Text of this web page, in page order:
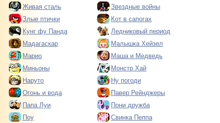
Живая сталь
Звездные войны
Злые птички
Кот в сапогах
Кунг фу Панда
Ледниковый период
Мадагаскар
Малышка Хейзел
Марио
Маша и Медведь
Миньоны
Монстр Хай
Наруто
Ну погоди
Огонь и вода
Павер Рейнджеры
Папа Луи
Пони дружба
Поу
Свинка Пеппа